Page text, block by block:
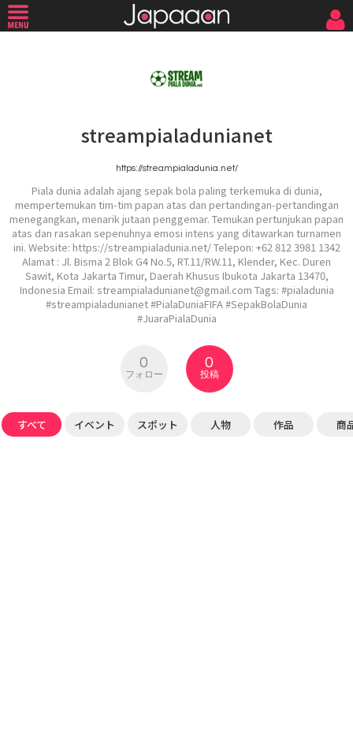
streampialadunianet
https://streampialadunia.net/
Piala dunia adalah ajang sepak bola paling terkemuka di dunia,
mempertemukan tim-tim papan atas dan pertandingan-pertandingan
menegangkan, menarik jutaan penggemar. Temukan pertunjukan papan
atas dan rasakan sepenuhnya emosi intens yang ditawarkan turnamen
ini. Website: https://streampialadunia.net/ Telepon: +62 812 3981 1342
Alamat : Jl. Bisma 2 Blok G4 No.5, RT.11/RW.11, Klender, Kec. Duren
Sawit, Kota Jakarta Timur, Daerah Khusus Ibukota Jakarta 13470,
Indonesia Email: streampialadunianet@gmail.com Tags: #pialadunia
#streampialadunianet #PialaDuniaFIFA #SepakBolaDunia
#JuaraPialaDunia
0
フォロー
0
投稿
すべて イベント スポット 人物 作品 商